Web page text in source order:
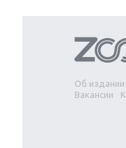
Об издании
Вакансии